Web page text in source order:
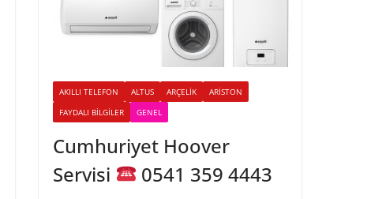
AKILLI TELEFON ALTUS ARÇELIK
ARISTON
FAYDALI BILGILER
GENEL
Cumhuriyet Hoover
Servisi
0541 359 4443